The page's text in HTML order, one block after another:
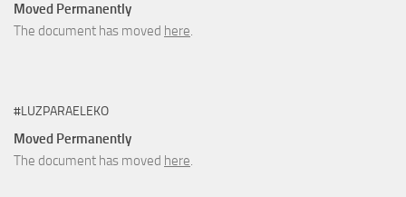
Moved Permanently
The document has moved here.
#LUZPARAELEKO
Moved Permanently
The document has moved here.